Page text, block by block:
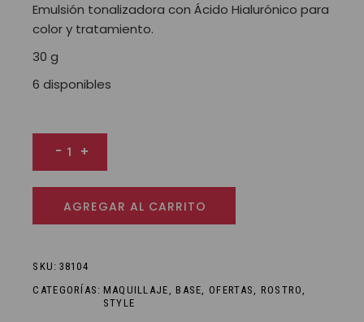
Emulsión tonalizadora con Ácido Hialurónico para
color y tratamiento.
30 g
6 disponibles
Style Protection - Emulsión Tonalizadora cantidad
- +
AGREGAR AL CARRITO
SKU: 38104
CATEGORÍAS: MAQUILLAJE,BASE,OFERTAS, ROSTRO,
STYLE